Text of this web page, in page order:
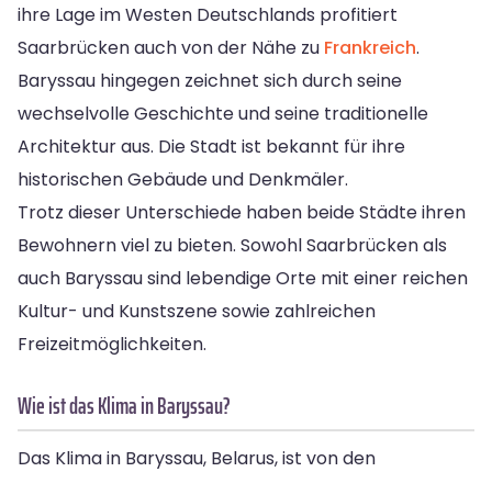
ihre Lage im Westen Deutschlands profitiert
Saarbrücken auch von der Nähe zu Frankreich.
Baryssau hingegen zeichnet sich durch seine
wechselvolle Geschichte und seine traditionelle
Architektur aus. Die Stadt ist bekannt für ihre
historischen Gebäude und Denkmäler.
Trotz dieser Unterschiede haben beide Städte ihren
Bewohnern viel zu bieten. Sowohl Saarbrücken als
auch Baryssau sind lebendige Orte mit einer reichen
Kultur- und Kunstszene sowie zahlreichen
Freizeitmöglichkeiten.
Wie ist das Klima in Baryssau?
Das Klima in Baryssau, Belarus, ist von den